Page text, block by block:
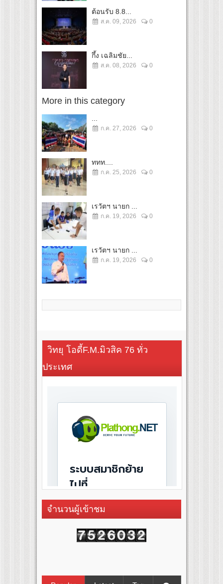
ต้อนรับ 8.8...
ส.ค. 09, 2026 0
กึ้ง เฉลิมชัย...
ส.ค. 08, 2026 0
More in this category
ก.ค. 27, 2026 0
ททท....
ก.ค. 25, 2026 0
เรวัตฯ นายก ...
ก.ค. 19, 2026 0
เรวัตฯ นายก ...
ก.ค. 19, 2026 0
วิทยุ โอดี้F.M.มิวสิค 76 ทั่ว
ประเทศ
จำนวนผู้เข้าชม